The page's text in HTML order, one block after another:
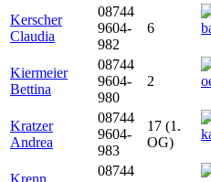
Kerscher
Claudia
08744
9604-
982
6
Kiermeier
Bettina
08744
9604-
980
2
Kratzer
Andrea
08744
9604-
983
17 (1.
OG)
Krenn
08744